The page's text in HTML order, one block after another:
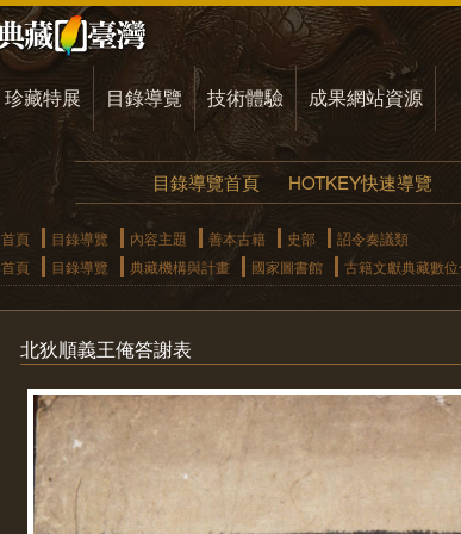
珍藏特展 目錄導覽 技術體驗 成果網站資源
目錄導覽首頁 HOTKEY快速導覽
首頁 目錄導覽 內容主題 善本古籍 史部
詔令奏議類
首頁
目錄導覽 典藏機構與計畫 國家圖書館 古籍文獻典藏數
北狄順義王俺答謝表